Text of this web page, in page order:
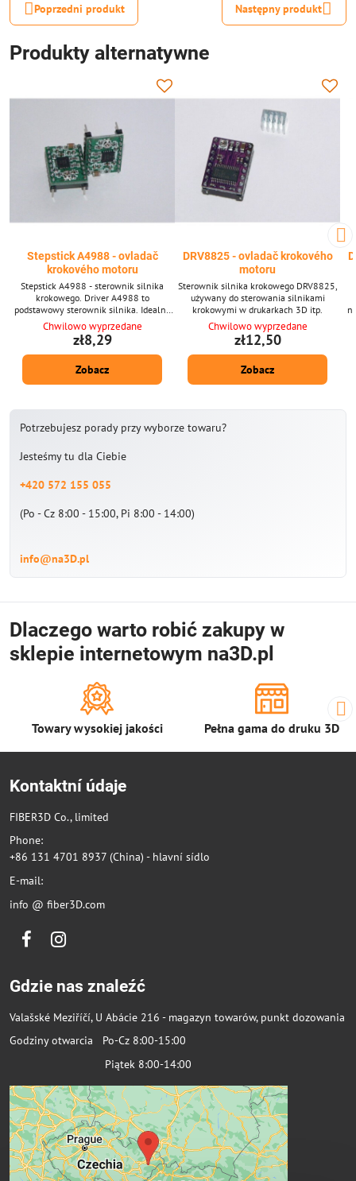
Poprzedni produkt Następny produkt
Produkty alternatywne
Stepstick A4988 - ovladač
krokového motoru
Stepstick A4988 - sterownik silnika
krokowego. Driver A4988 to
podstawowy sterownik silnika. Idealny
dla początkujących i wstępnych testów.
Chwilowo wyprzedane
zł8,29
Zobacz
DRV8825 - ovladač krokového
motoru
Sterownik silnika krokowego DRV8825,
używany do sterowania silnikami
krokowymi w drukarkach 3D itp.
Chwilowo wyprzedane
zł12,50
Zobacz
Potrzebujesz porady przy wyborze towaru?
Jesteśmy tu dla Ciebie
+420 572 155 055
(Po - Cz 8:00 - 15:00, Pi 8:00 - 14:00)
info@na3D.pl
Dlaczego warto robić zakupy w
sklepie internetowym na3D.pl
Towary wysokiej jakości Pełna gama do druku 3D
Kontaktní údaje
FIBER3D Co., limited
Phone:
+86 131 4701 8937 (China) - hlavní sídlo
E-mail:
info @ fiber3D.com
FacebookInstagram
Gdzie nas znaleźć
Valašské Meziříčí, U Abácie 216 - magazyn towarów, punkt dozowania
Godziny otwarcia Po-Cz 8:00-15:00
Piątek 8:00-14:00